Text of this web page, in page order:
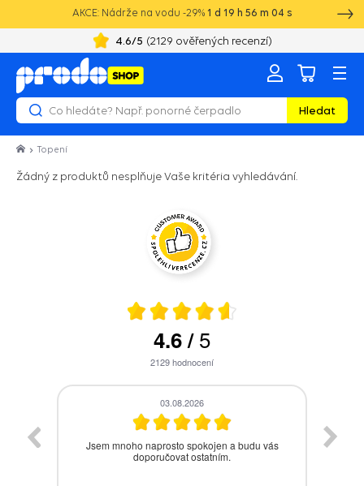
AKCE: Nádrže na vodu -29% 1 d 19 h 56 m 04 s
4.6/5 (2129 ověřených recenzí)
Hledat
Topení
Žádný z produktů nesplňuje Vaše kritéria vyhledávání.
4.6/5
2129hodnocení
03.08.2026
Jsem mnoho naprosto spokojen a budu vás
doporučovat ostatním.